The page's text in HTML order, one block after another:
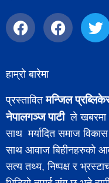
हाम्रो बारेमा
प्रस्तावितमन्जिल
नेपालगञ्ज पाटीले खबरमा
साथ मर्यादित समाज
साथ आवाज बिहीनहरुको
सत्य तथ्य, निष्पक्ष र